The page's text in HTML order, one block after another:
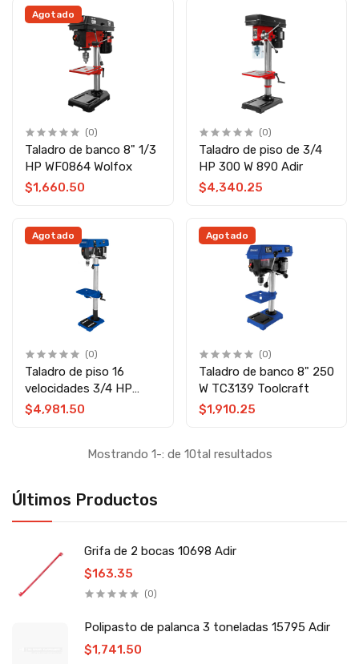
Últimos Productos
Grifa de 2 bocas 10698 Adir
$163.35
(0)
Polipasto de palanca 3 toneladas 15795 Adir
$1,741.50
Agotado
(0)
Taladro de banco 8" 1/3
HP WF0864 Wolfox
$1,660.50
(0)
Taladro de piso de 3/4
HP 300 W 890 Adir
$4,340.25
Agotado
(0)
Taladro de piso 16
velocidades 3/4 HP
Toolcraft
$4,981.50
Agotado
(0)
Taladro de banco 8" 250
W TC3139 Toolcraft
$1,910.25
Mostrando 1-: de 10tal resultados